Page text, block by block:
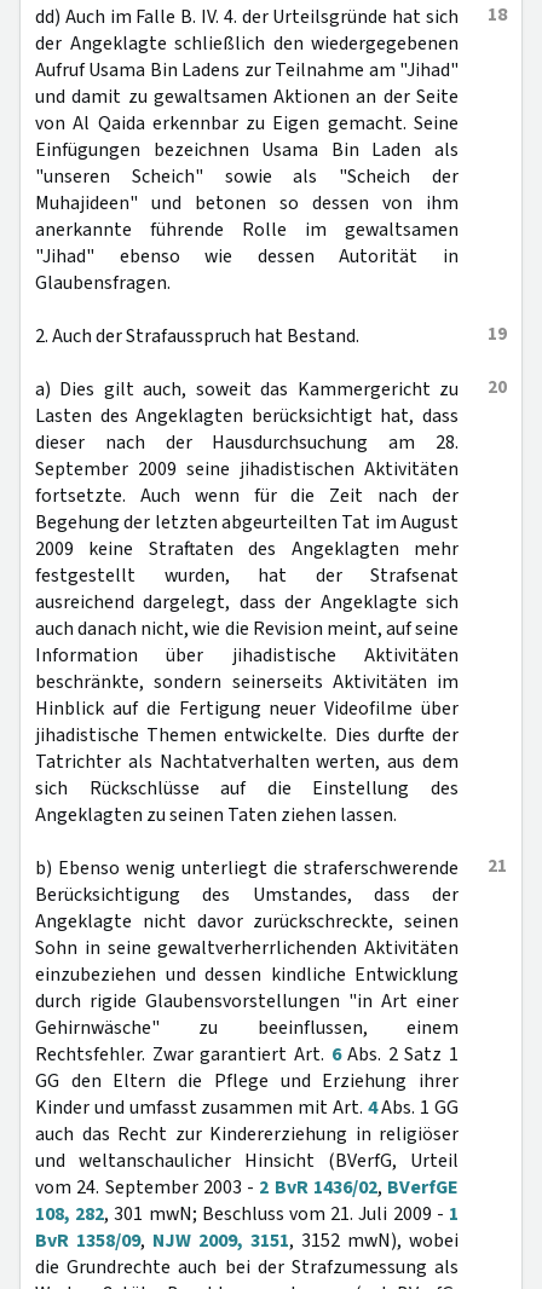
18
dd) Auch im Falle B. IV. 4. der Urteilsgründe hat sich
der Angeklagte schließlich den wiedergegebenen
Aufruf Usama Bin Ladens zur Teilnahme am "Jihad"
und damit zu gewaltsamen Aktionen an der Seite
von Al Qaida erkennbar zu Eigen gemacht. Seine
Einfügungen bezeichnen Usama Bin Laden als
"unseren Scheich" sowie als "Scheich der
Muhajideen" und betonen so dessen von ihm
anerkannte führende Rolle im gewaltsamen
"Jihad" ebenso wie dessen Autorität in
Glaubensfragen.
19
2. Auch der Strafausspruch hat Bestand.
20
a) Dies gilt auch, soweit das Kammergericht zu
Lasten des Angeklagten berücksichtigt hat, dass
dieser nach der Hausdurchsuchung am 28.
September 2009 seine jihadistischen Aktivitäten
fortsetzte. Auch wenn für die Zeit nach der
Begehung der letzten abgeurteilten Tat im August
2009 keine Straftaten des Angeklagten mehr
festgestellt wurden, hat der Strafsenat
ausreichend dargelegt, dass der Angeklagte sich
auch danach nicht, wie die Revision meint, auf seine
Information über jihadistische Aktivitäten
beschränkte, sondern seinerseits Aktivitäten im
Hinblick auf die Fertigung neuer Videofilme über
jihadistische Themen entwickelte. Dies durfte der
Tatrichter als Nachtatverhalten werten, aus dem
sich Rückschlüsse auf die Einstellung des
Angeklagten zu seinen Taten ziehen lassen.
21
b) Ebenso wenig unterliegt die straferschwerende
Berücksichtigung des Umstandes, dass der
Angeklagte nicht davor zurückschreckte, seinen
Sohn in seine gewaltverherrlichenden Aktivitäten
einzubeziehen und dessen kindliche Entwicklung
durch rigide Glaubensvorstellungen "in Art einer
Gehirnwäsche" zu beeinflussen, einem
Rechtsfehler. Zwar garantiert Art. 6Abs. 2 Satz 1
GG den Eltern die Pflege und Erziehung ihrer
Kinder und umfasst zusammen mit Art. 4Abs. 1 GG
auch das Recht zur Kindererziehung in religiöser
und weltanschaulicher Hinsicht (BVerfG, Urteil
vom 24. September 2003 - 2 BvR 1436/02, BVerfGE
108, 282, 301 mwN; Beschluss vom 21. Juli 2009 - 1
BvR 1358/09, NJW 2009, 3151, 3152 mwN), wobei
die Grundrechte auch bei der Strafzumessung als